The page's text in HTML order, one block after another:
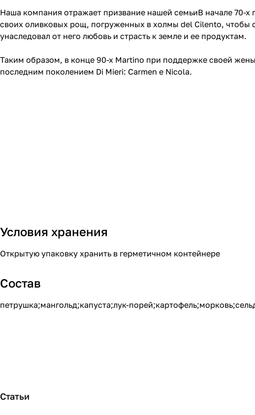
Наша компания отражает призвание нашей семьиВ начале 70-х
своих оливковых рощ, погруженных в холмы del Cilento, чтобы
унаследовал от него любовь и страсть к земле и ее продуктам.
Таким образом, в конце 90-х Martino при поддержке своей
последним поколением Di Mieri: Carmen e Nicola.
Условия хранения
Открытую упаковку хранить в герметичном контейнере
Состав
петрушка;мангольд;капуста;лук-
Статьи